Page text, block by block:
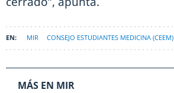
MIR CONSEJO ESTUDIANTES MEDICINA (CEEM)
MÁS EN MIR